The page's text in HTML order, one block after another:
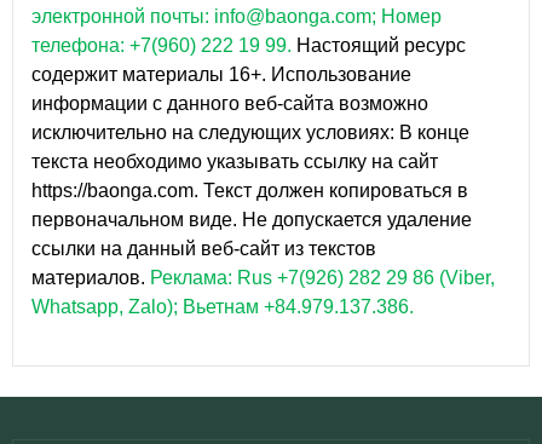
электронной почты: info@baonga.com; Номер
телефона: +7(960) 222 19 99. Настоящий ресурс
содержит материалы 16+. Использование
информации с данного веб-сайта возможно
исключительно на следующих условиях: В конце
текста необходимо указывать ссылку на сайт
https://baonga.com. Текст должен копироваться в
первоначальном виде. Не допускается удаление
ссылки на данный веб-сайт из текстов
материалов. Реклама: Rus +7(926) 282 29 86 (Viber,
Whatsapp, Zalo); Вьетнам +84.979.137.386.